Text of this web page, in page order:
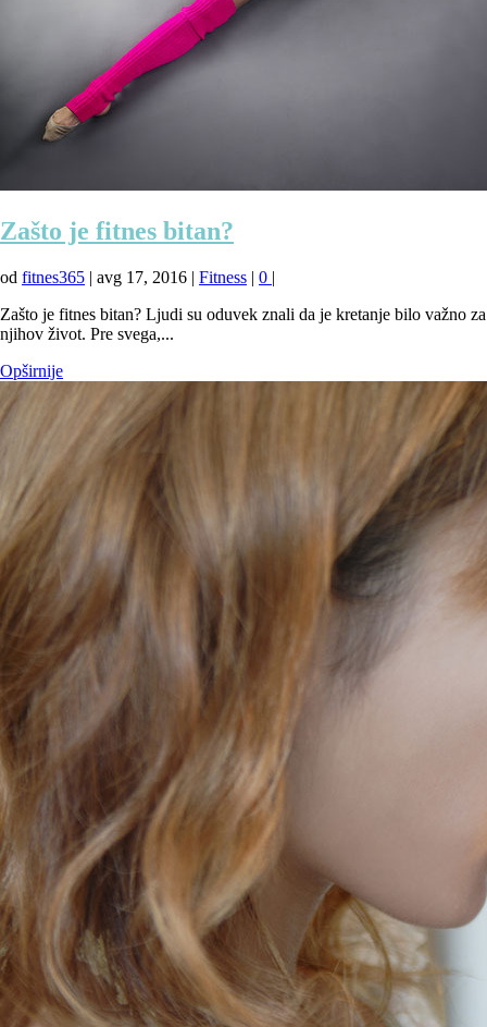
Zašto je fitnes bitan?
od fitnes365 | avg 17, 2016 | Fitness | 0 |
Zašto je fitnes bitan? Ljudi su oduvek znali da je kretanje bilo važno za
njihov život. Pre svega,...
Opširnije